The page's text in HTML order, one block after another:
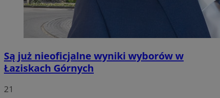
Są już nieoficjalne wyniki wyborów w
Łaziskach Górnych
21